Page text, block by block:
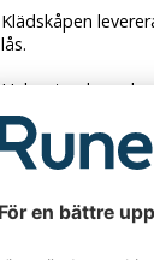
Klädskåpen
lås.
Helsvetsade
tillbehör.
Kvalitets- &
Välj bland en
underreden och